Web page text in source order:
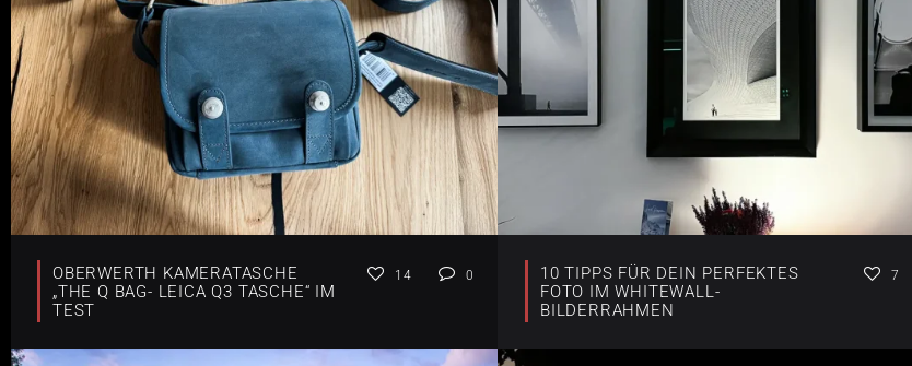
OBERWERTH KAMERATASCHE
„THE Q BAG- LEICA Q3 TASCHE“ IM
TEST
14 0
10 TIPPS FÜR DEIN PERFEKTES
FOTO IM WHITEWALL-
BILDERRAHMEN
7